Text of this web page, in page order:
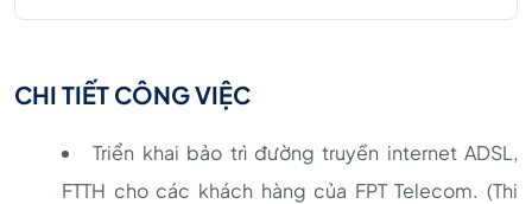
CHI TIẾT CÔNG VIỆC
Triển khai bảo trì đường truyền internet ADSL,
FTTH cho các khách hàng của FPT Telecom. (Thi